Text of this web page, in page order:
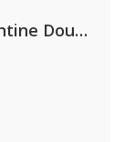
Calvin Harris & Clementine Douglas